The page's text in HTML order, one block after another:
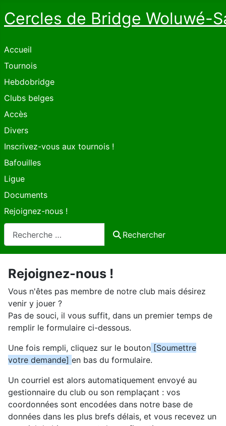
Cercles de Bridge Woluwé-
Accueil
Tournois
Hebdobridge
Clubs belges
Accès
Divers
Inscrivez-vous aux tournois !
Bafouilles
Ligue
Documents
Rejoignez-nous !
Rechercher
Rejoignez-nous !
Vous n'êtes pas membre de notre club mais désirez
venir y jouer ?
Pas de souci, il vous suffit, dans un premier temps de
remplir le formulaire ci-dessous.
Une fois rempli, cliquez sur le bouton [Soumettre
votre demande] en bas du formulaire.
Un courriel est alors automatiquement envoyé au
gestionnaire du club ou son remplaçant : vos
coordonnées sont encodées dans notre base de
données dans les plus brefs délais, et vous recevez un